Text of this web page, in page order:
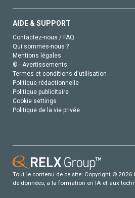
AIDE & SUPPORT
Contactez-nous / FAQ
Qui sommes-nous ?
Mentions légales
© - Avertissements
Termes et conditions d'utilisation
Politique rédactionnelle
Politique publicitaire
Cookie settings
Politique de la vie privée
Tout le contenu de ce site: Copyright © 2026
de données, a la formation en IA et aux